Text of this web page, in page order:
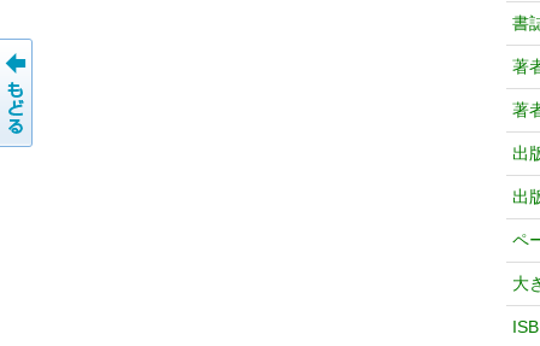
書
著
著
出
出
ペ
大